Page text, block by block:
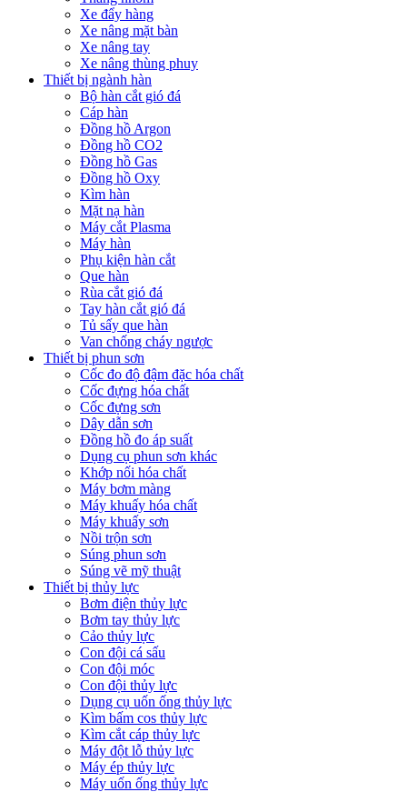
Xe đẩy hàng
Xe nâng mặt bàn
Xe nâng tay
Xe nâng thùng phuy
Thiết bị ngành hàn
Bộ hàn cắt gió đá
Cáp hàn
Đồng hồ Argon
Đồng hồ CO2
Đồng hồ Gas
Đồng hồ Oxy
Kìm hàn
Mặt nạ hàn
Máy cắt Plasma
Máy hàn
Phụ kiện hàn cắt
Que hàn
Rùa cắt gió đá
Tay hàn cắt gió đá
Tủ sấy que hàn
Van chống cháy ngược
Thiết bị phun sơn
Cốc đo độ đậm đặc hóa chất
Cốc đựng hóa chất
Cốc đựng sơn
Dây dẫn sơn
Đồng hồ đo áp suất
Dụng cụ phun sơn khác
Khớp nối hóa chất
Máy bơm màng
Máy khuấy hóa chất
Máy khuấy sơn
Nồi trộn sơn
Súng phun sơn
Súng vẽ mỹ thuật
Thiết bị thủy lực
Bơm điện thủy lực
Bơm tay thủy lực
Cảo thủy lực
Con đội cá sấu
Con đội móc
Con đội thủy lực
Dụng cụ uốn ống thủy lực
Kìm bấm cos thủy lực
Kìm cắt cáp thủy lực
Máy đột lỗ thủy lực
Máy ép thủy lực
Máy uốn ống thủy lực